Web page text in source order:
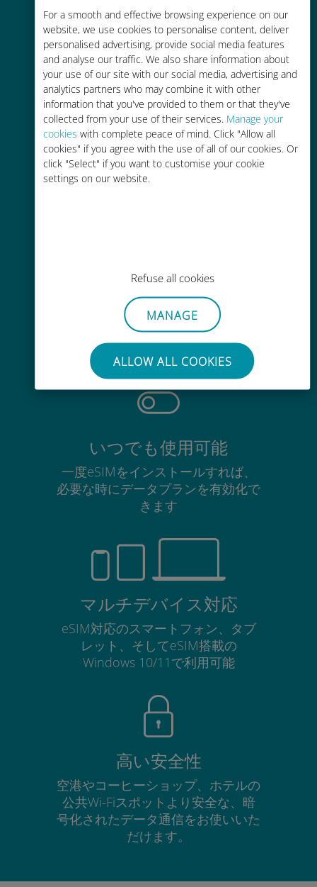
For a smooth and effective browsing experience on our
website, we use cookies to personalise content, deliver
personalised advertising, provide social media features
and analyse our traffic. We also share information about
your use of our site with our social media, advertising and
analytics partners who may combine it with other
information that you've provided to them or that they've
collected from your use of their services. Manage your
cookies with complete peace of mind. Click "Allow all
cookies" if you agree with the use of all of our cookies. Or
click "Select" if you want to customise your cookie
settings on our website.
Refuse all cookies
MANAGE
ALLOW ALL COOKIES
お客様が普段お使いのキャリアでロ
ーミングサービスを使った場合に比
べて最大で90％の節約が可能です。
かんたん追加購入
Wi-Fiやデータ残量がなくても、
手間いらず
使用中のSIMカードを抜き差しする
必要はありません
いつでも使用可能
一度eSIMをインストールすれば、
必要な時にデータプランを有効化で
きます
マルチデバイス対応
eSIM対応のスマートフォン、タブ
レット、そしてeSIM搭載の
Windows 10/11で利用可能
高い安全性
空港やコーヒーショップ、ホテルの
公共Wi-Fiスポットより安全な、暗
号化されたデータ通信をお使いいた
だけます。